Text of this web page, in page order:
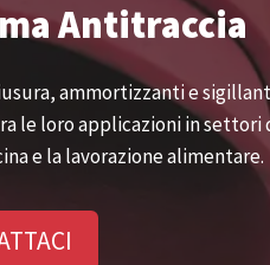
Antitraccia
ammortizzanti e
le loro applicazioni in settori
e la lavorazione alimentare.